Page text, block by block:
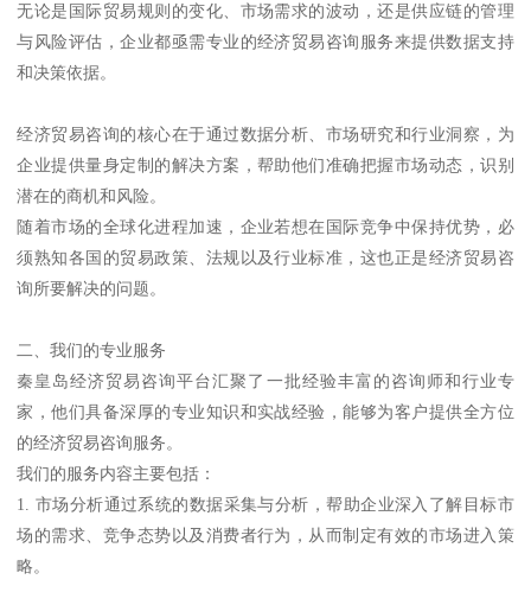
无论是国际贸易规则的变化、市场需求的波动，还是供应链的管理
与风险评估，企业都亟需专业的经济贸易咨询服务来提供数据支持
和决策依据。
经济贸易咨询的核心在于通过数据分析、市场研究和行业洞察，为
企业提供量身定制的解决方案，帮助他们准确把握市场动态，识别
潜在的商机和风险。
随着市场的全球化进程加速，企业若想在国际竞争中保持优势，必
须熟知各国的贸易政策、法规以及行业标准，这也正是经济贸易咨
询所要解决的问题。
二、我们的专业服务
秦皇岛经济贸易咨询平台汇聚了一批经验丰富的咨询师和行业专
家，他们具备深厚的专业知识和实战经验，能够为客户提供全方位
的经济贸易咨询服务。
我们的服务内容主要包括：
1. 市场分析通过系统的数据采集与分析，帮助企业深入了解目标市
场的需求、竞争态势以及消费者行为，从而制定有效的市场进入策
略。